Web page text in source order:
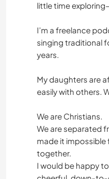
little time
I’m a freelance
singing traditional
years.
My daughters are
easily with others.
We are Christians.
We are separated
made it impossible
together.
I would be happy